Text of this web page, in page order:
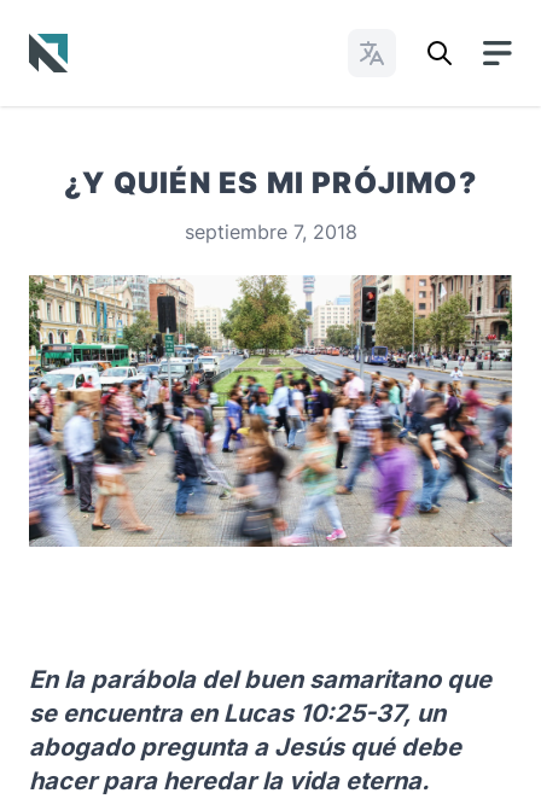
Cambiar idioma
¿Y QUIÉN ES MI PRÓJIMO?
septiembre 7, 2018
En la parábola del buen samaritano que
se encuentra en Lucas 10:25-37, un
abogado pregunta a Jesús qué debe
hacer para heredar la vida eterna.